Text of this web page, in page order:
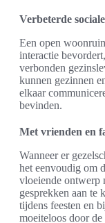
Verbeterde
Een open
interactie
verbonden
kunnen gezinnen
elkaar
bevinden.
Met vrienden en
Wanneer er
het eenvoudig om
vloeiende ontwerp
gesprekken aan te
tijdens feesten en
moeiteloos door